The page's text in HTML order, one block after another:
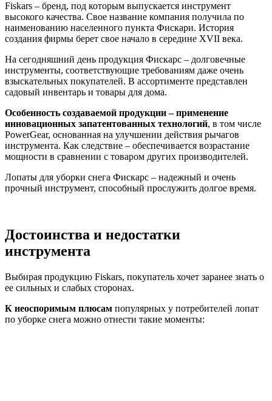
Fiskars – бренд, под которым выпускается инструмент
высокого качества. Свое название компания получила по
наименованию населенного пункта Фискари. История
создания фирмы берет свое начало в середине XVII века.
На сегодняшний день продукция Фискарс – долговечные
инструменты, соответствующие требованиям даже очень
взыскательных покупателей. В ассортименте представлен
садовый инвентарь и товары для дома.
Особенность создаваемой продукции – применение
инновационных запатентованных технологий, в том числе
PowerGear, основанная на улучшении действия рычагов
инструмента. Как следствие – обеспечивается возрастание
мощности в сравнении с товаром других производителей.
Лопаты для уборки снега Фискарс – надежный и очень
прочный инструмент, способный прослужить долгое время.
Достоинства и недостатки
инструмента
Выбирая продукцию Fiskars, покупатель хочет заранее знать о
ее сильных и слабых сторонах.
К неоспоримым плюсам популярных у потребителей лопат
по уборке снега можно отнести такие моменты: